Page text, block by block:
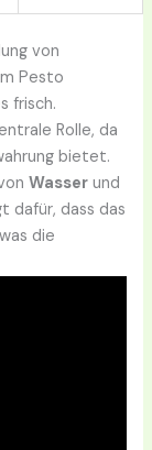
von
Pesto
frisch.
Rolle, da
bietet.
Wasser und
dafür, dass das
die